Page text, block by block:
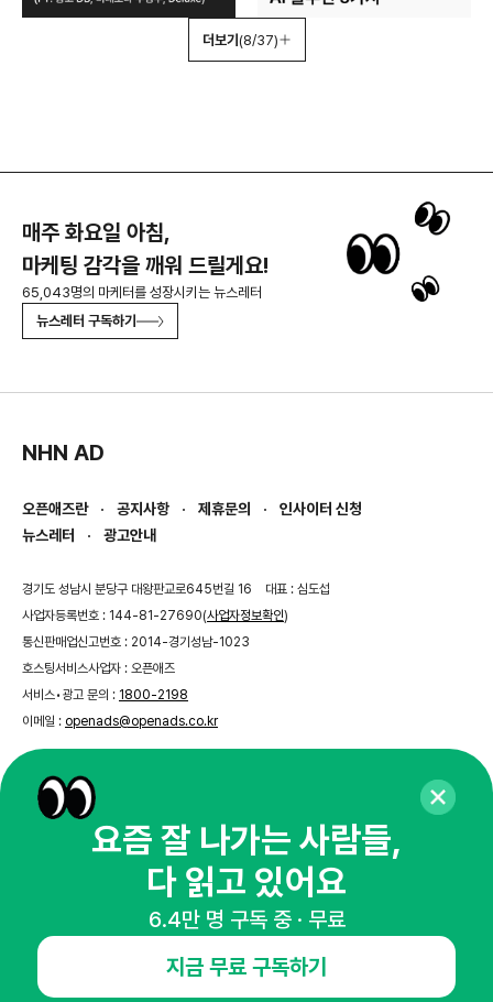
더보기(8/37)
매주 화요일 아침,
마케팅 감각을 깨워 드릴게요!
65,043명의 마케터를 성장시키는 뉴스레터
뉴스레터 구독하기
NHN AD
오픈애즈란 공지사항 제휴문의
인사이터 신청
뉴스레터
광고안내
경기도 성남시 분당구 대왕판교로645번길 16
대표 : 심도섭
사업자등록번호 : 144-81-27690(사업자정보확인)
통신판매업신고번호 : 2014-경기성남-1023
호스팅서비스사업자 : 오픈애즈
서비스•광고 문의 : 1800-2198
이메일 : openads@openads.co.kr
이용약관개인정보처리방침
threadkakaotalk
© NHN AD. All rights reserved.
요즘 잘 나가는 사람들,
다 읽고 있어요
6.4만 명 구독 중 · 무료
지금 무료 구독하기